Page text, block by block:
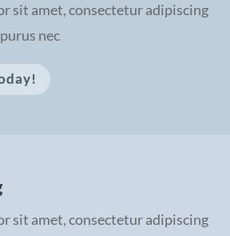
sit amet, consectetur adipiscing
nec
sit amet, consectetur adipiscing